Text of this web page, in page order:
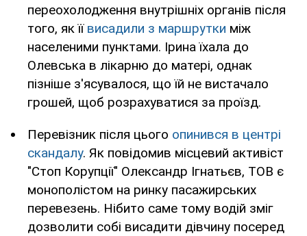
переохолодження внутрішніх органів після
того, як її висадили з маршрутки між
населеними пунктами. Ірина їхала до
Олевська в лікарню до матері, однак
пізніше з'ясувалося, що їй не вистачало
грошей, щоб розрахуватися за проїзд.
Перевізник після цього опинився в центрі
скандалу. Як повідомив місцевий активіст
"Стоп Корупції" Олександр Ігнатьєв, ТОВ є
монополістом на ринку пасажирських
перевезень. Нібито саме тому водій зміг
дозволити собі висадити дівчину посеред